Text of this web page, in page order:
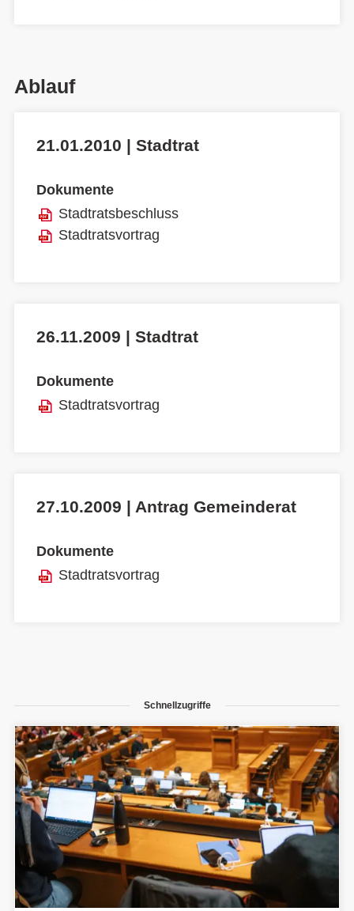
Ablauf
21.01.2010 | Stadtrat
Dokumente
Stadtratsbeschluss
Stadtratsvortrag
26.11.2009 | Stadtrat
Dokumente
Stadtratsvortrag
27.10.2009 | Antrag Gemeinderat
Dokumente
Stadtratsvortrag
Schnellzugriffe